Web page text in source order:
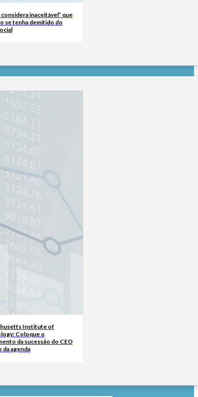
inaceitável” que
se tenha demitido do
Institute of
Coloque o
da sucessão do CEO
da agenda